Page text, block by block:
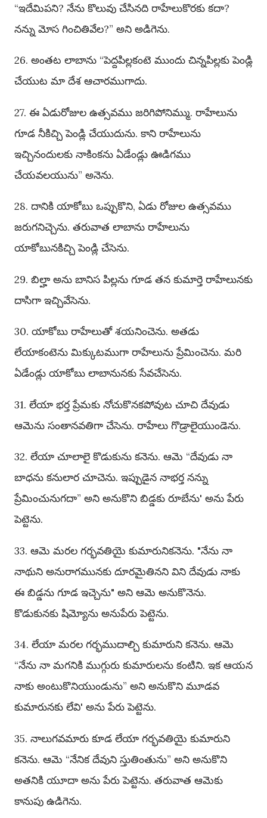
“ఇదేమిపని? నేను కొలువు చేసినది రాహేలుకొరకు కదా?
నన్ను మోస గించితివేల?” అని అడిగెను.
26. అంతట లాబాను “పెద్దపిల్లకంటె ముందు చిన్నపిల్లకు పెండ్లి
చేయుట మా దేశ ఆచారముగాదు.
27. ఈ ఏడురోజుల ఉత్సవము జరిగిపోనిమ్ము. రాహేలును
గూడ నీకిచ్చి పెండ్లి చేయుదును. కాని రాహేలును
ఇచ్చినందులకు నాకింకను ఏడేండ్లు ఊడిగము
చేయవలయును” అనెను.
28. దానికి యాకోబు ఒప్పుకొని, ఏడు రోజుల ఉత్సవము
జరుగనిచ్చెను. తరువాత లాబాను రాహేలును
యాకోబునకిచ్చి పెండ్లి చేసెను.
29. బిల్హా అను బానిస పిల్లను గూడ తన కుమార్తె రాహేలునకు
దాసిగా ఇచ్చివేసెను.
30. యాకోబు రాహేలుతో శయనించెను. అతడు
లేయాకంటెను మిక్కుటముగా రాహేలును ప్రేమించెను. మరి
ఏడేండ్లు యాకోబు లాబానునకు సేవచేసెను.
31. లేయా భర్త ప్రేమకు నోచుకొనకపోవుట చూచి దేవుడు
ఆమెను సంతానవతిగా చేసెను. రాహేలు గొడ్రాలైయుండెను.
32. లేయా చూలాలై కొడుకును కనెను. ఆమె “దేవుడు నా
బాధను కనులార చూచెను. ఇప్పుడైన నాభర్త నన్ను
ప్రేమించునుగదా” అని అనుకొని బిడ్డకు రూబేను' అను పేరు
పెట్టెను.
33. ఆమె మరల గర్భవతియై కుమారునికనెను. "నేను నా
నాథుని అనురాగమునకు దూరమైతినని విని దేవుడు నాకు
ఈ బిడ్డను గూడ ఇచ్చెను" అని ఆమె అనుకొనెను.
కొడుకునకు షిమ్యోను అనుపేరు పెట్టెను.
34. లేయా మరల గర్భముదాల్చి కుమారుని కనెను. ఆమె
“నేను నా మగనికి ముగ్గురు కుమారులను కంటిని. ఇక ఆయన
నాకు అంటుకొనియుండును” అని అనుకొని మూడవ
కుమారునకు లేవి' అను పేరు పెట్టెను.
35. నాలుగవమారు కూడ లేయా గర్భవతియై కుమారుని
కనెను. ఆమె “నేనిక దేవుని స్తుతింతును” అని అనుకొని
అతనికి యూదా అను పేరు పెట్టెను. తరువాత ఆమెకు
కానుపు ఉడిగెను.